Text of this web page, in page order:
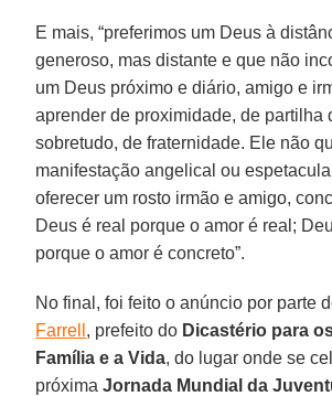
E mais, “preferimos um Deus à
generoso, mas distante e que não
um Deus próximo e diário, amigo e
aprender de proximidade, de partilha
sobretudo, de fraternidade. Ele não
manifestação angelical ou
oferecer um rosto irmão e amigo,
Deus é real porque o amor é real;
porque o amor é concreto”.
No final, foi feito o anúncio por parte
Farrell , prefeito do Dicastério para
Família e a Vida, do lugar onde se
próximaJornada Mundial da